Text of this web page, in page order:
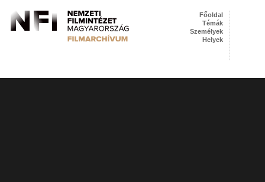
Főoldal
Témák
Személyek
Helyek